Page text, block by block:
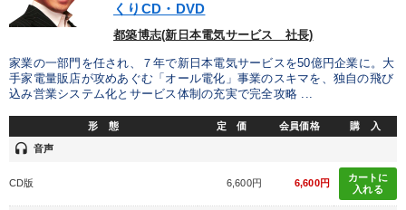
くりCD・DVD
都築博志(新日本電気サービス 社長)
家業の一部門を任され、７年で新日本電気サービスを50億円企業に。大
手家電量販店が攻めあぐむ「オール電化」事業のスキマを、独自の飛び
込み営業システム化とサービス体制の充実で完全攻略 ...
形 態 定 価 会員価格 購 入
headset 音声
CD版 6,600円 6,600円
カートに
入れる